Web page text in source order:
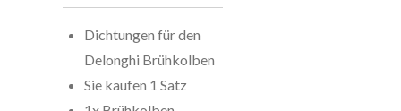
Dichtungen für den
Delonghi Brühkolben
Sie kaufen 1 Satz